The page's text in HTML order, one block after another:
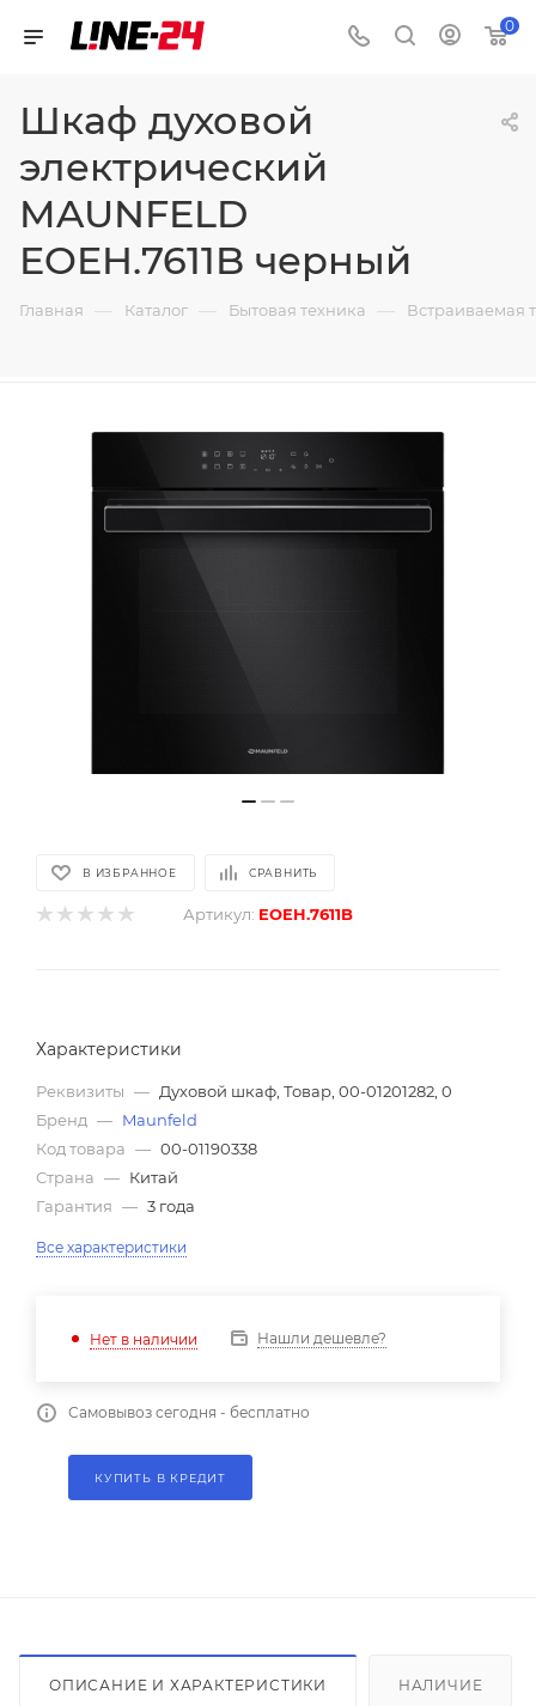
0
Шкаф духовой
электрический
MAUNFELD
EOEH.7611B черный
Главная — Каталог — Бытовая техника — Встраиваемая
В ИЗБРАННОЕ СРАВНИТЬ
Артикул: EOEH.7611B
Характеристики
Реквизиты — Духовой шкаф, Товар, 00-01201282, 0
Бренд — Maunfeld
Код товара — 00-01190338
Страна — Китай
Гарантия — 3 года
Все характеристики
Нет в наличии Нашли дешевле?
Самовывоз сегодня - бесплатно
КУПИТЬ В КРЕДИТ
ОПИСАНИЕ И ХАРАКТЕРИСТИКИ НАЛИЧИЕ